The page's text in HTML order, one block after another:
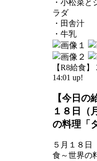
・小松菜と
ラダ
・田舎汁
・牛乳
【R8給食】
14:01 up!
【今日の
１８日（
の料理「
５月１８日
食～世界の